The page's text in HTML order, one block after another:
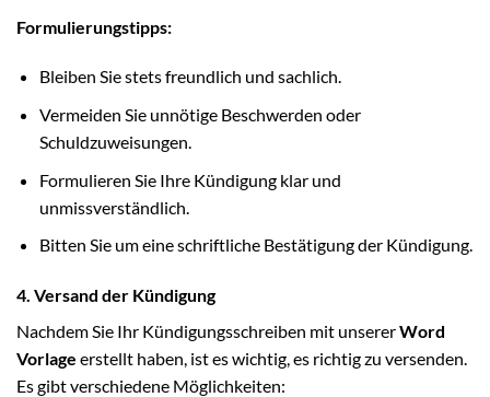
Formulierungstipps:
Bleiben Sie stets freundlich und sachlich.
Vermeiden Sie unnötige Beschwerden oder
Schuldzuweisungen.
Formulieren Sie Ihre Kündigung klar und
unmissverständlich.
Bitten Sie um eine schriftliche Bestätigung der Kündigung.
4. Versand der Kündigung
Nachdem Sie Ihr Kündigungsschreiben mit unsererWord
Vorlage erstellt haben, ist es wichtig, es richtig zu versenden.
Es gibt verschiedene Möglichkeiten: